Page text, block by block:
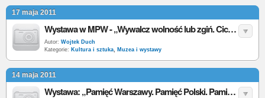
17 maja 2011
Wystawa w MPW - „Wywalcz wolność lub zgiń. Cichociemni - spadochroniarze Armii Krajowej”
Autor: Wojtek Duch
Kategorie: Kultura i sztuka, Muzea i wystawy
14 maja 2011
Wystawa: „Pamięć Warszawy. Pamięć Polski. Pamięć Świata